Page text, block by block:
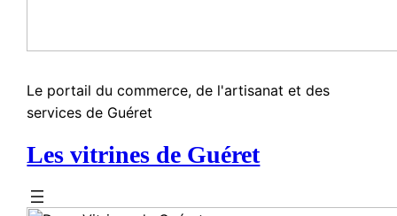
Le portail du commerce, de l'artisanat et des
services de Guéret
Les vitrines de Guéret